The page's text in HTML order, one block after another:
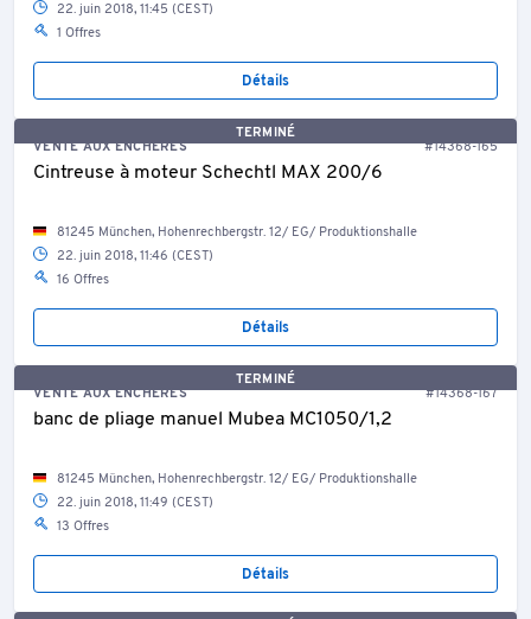
22. juin 2018, 11:45 (CEST)
1 Offres
Détails
TERMINÉ
VENTE AUX ENCHÈRES
#14368-165
Cintreuse à moteur Schechtl MAX 200/6
81245 München, Hohenrechbergstr. 12/ EG/ Produktionshalle
22. juin 2018, 11:46 (CEST)
16 Offres
Détails
TERMINÉ
VENTE AUX ENCHÈRES
#14368-167
banc de pliage manuel Mubea MC1050/1,2
81245 München, Hohenrechbergstr. 12/ EG/ Produktionshalle
22. juin 2018, 11:49 (CEST)
13 Offres
Détails